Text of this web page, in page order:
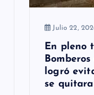
Julio 22,
En pleno
logró
se